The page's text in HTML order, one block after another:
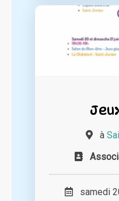
à
samedi 20